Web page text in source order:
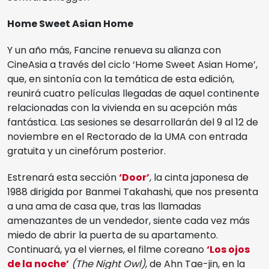
Home Sweet Asian Home
Y un año más, Fancine renueva su alianza con
CineAsia a través del ciclo ‘Home Sweet Asian Home’,
que, en sintonía con la temática de esta edición,
reunirá cuatro películas llegadas de aquel continente
relacionadas con la vivienda en su acepción más
fantástica. Las sesiones se desarrollarán del 9 al 12 de
noviembre en el Rectorado de la UMA con entrada
gratuita y un cinefórum posterior.
Estrenará esta sección‘Door’, la cinta japonesa de
1988 dirigida por Banmei Takahashi, que nos presenta
a una ama de casa que, tras las llamadas
amenazantes de un vendedor, siente cada vez más
miedo de abrir la puerta de su apartamento.
Continuará, ya el viernes, el filme coreano‘Los ojos
de la noche’ (The Night Owl), de Ahn Tae-jin, en la